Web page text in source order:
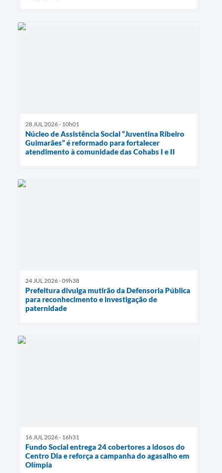
28 JUL 2026 - 10h01
Núcleo de Assistência Social “Juventina Ribeiro
Guimarães” é reformado para fortalecer
atendimento à comunidade das Cohabs I e II
24 JUL 2026 - 09h38
Prefeitura divulga mutirão da Defensoria Pública
para reconhecimento e investigação de
paternidade
16 JUL 2026 - 16h31
Fundo Social entrega 24 cobertores a idosos do
Centro Dia e reforça a campanha do agasalho em
Olímpia